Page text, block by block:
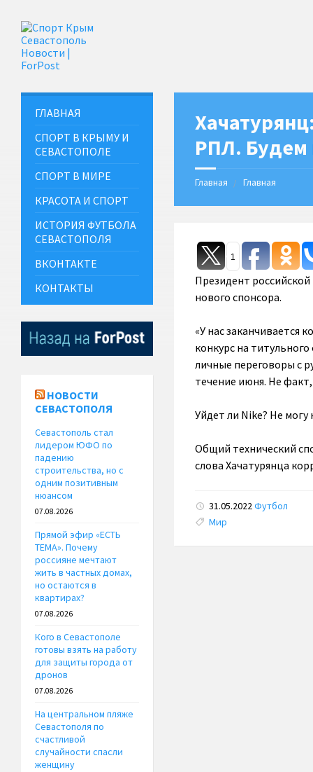
РПЛ. Будем
Главная Главная
1
Президент
нового спонсора.
«У нас заканчивается
конкурс на
личные переговоры с
течение июня. Не
Уйдет ли Nike? Не
Общий технический
слова Хачатурянца
31.05.2022Футбол
Tags:
Мир
ГЛАВНАЯ
СПОРТ В КРЫМУ И
СЕВАСТОПОЛЕ
СПОРТ В МИРЕ
КРАСОТА И СПОРТ
ИСТОРИЯ ФУТБОЛА
СЕВАСТОПОЛЯ
ВКОНТАКТЕ
КОНТАКТЫ
НОВОСТИ
СЕВАСТОПОЛЯ
Севастополь стал
лидером ЮФО по
падению
строительства, но с
одним позитивным
нюансом
07.08.2026
Прямой эфир «ЕСТЬ
ТЕМА». Почему
россияне мечтают
жить в частных домах,
но остаются в
квартирах?
07.08.2026
Кого в Севастополе
готовы взять на работу
для защиты города от
дронов
07.08.2026
На центральном пляже
Севастополя по
счастливой
случайности спасли
женщину